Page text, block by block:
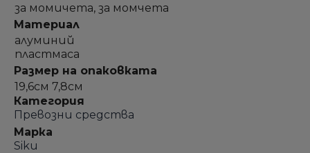
за момичета, за момчета
Материал
алуминий
пластмаса
Размер на опаковката
19,6см 7,8см
Категория
Превозни средства
Марка
Siku